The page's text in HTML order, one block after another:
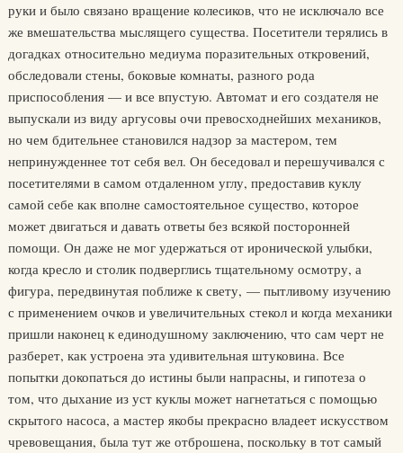
руки и было связано вращение колесиков, что не исключало все
же вмешательства мыслящего существа. Посетители терялись в
догадках относительно медиума поразительных откровений,
обследовали стены, боковые комнаты, разного рода
приспособления — и все впустую. Автомат и его создателя не
выпускали из виду аргусовы очи превосходнейших механиков,
но чем бдительнее становился надзор за мастером, тем
непринужденнее тот себя вел. Он беседовал и перешучивался с
посетителями в самом отдаленном углу, предоставив куклу
самой себе как вполне самостоятельное существо, которое
может двигаться и давать ответы без всякой посторонней
помощи. Он даже не мог удержаться от иронической улыбки,
когда кресло и столик подверглись тщательному осмотру, а
фигура, передвинутая поближе к свету, — пытливому изучению
с применением очков и увеличительных стекол и когда механики
пришли наконец к единодушному заключению, что сам черт не
разберет, как устроена эта удивительная штуковина. Все
попытки докопаться до истины были напрасны, и гипотеза о
том, что дыхание из уст куклы может нагнетаться с помощью
скрытого насоса, а мастер якобы прекрасно владеет искусством
чревовещания, была тут же отброшена, поскольку в тот самый